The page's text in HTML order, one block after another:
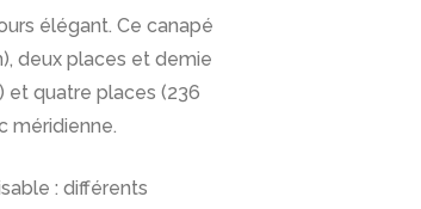
élégant. Ce canapé
deux places et demie
et quatre places (236
méridienne.
: différents